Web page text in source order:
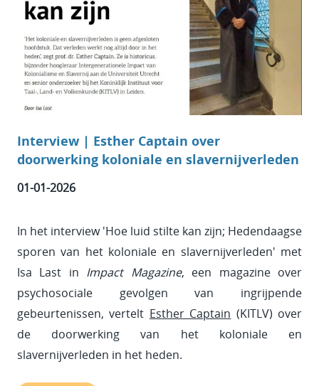
Interview | Esther Captain over
doorwerking koloniale en slavernijverleden
01-01-2026
In het interview 'Hoe luid stilte kan zijn; Hedendaagse
sporen van het koloniale en slavernijverleden' met
Isa Last in Impact Magazine, een magazine over
psychosociale gevolgen van ingrijpende
gebeurtenissen, vertelt Esther Captain (KITLV) over
de doorwerking van het koloniale en
slavernijverleden in het heden.